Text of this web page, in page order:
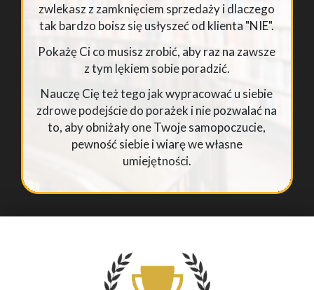
zwlekasz z zamknięciem sprzedaży i dlaczego
tak bardzo boisz się usłyszeć od klienta "NIE".
Pokażę Ci co musisz zrobić, aby raz na zawsze
z tym lękiem sobie poradzić.
Nauczę Cię też tego jak wypracować u siebie
zdrowe podejście do porażek i nie pozwalać na
to, aby obniżały one Twoje samopoczucie,
pewność siebie i wiarę we własne
umiejętności.